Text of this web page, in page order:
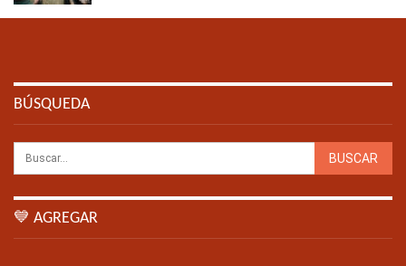
BÚSQUEDA
💙 AGREGAR